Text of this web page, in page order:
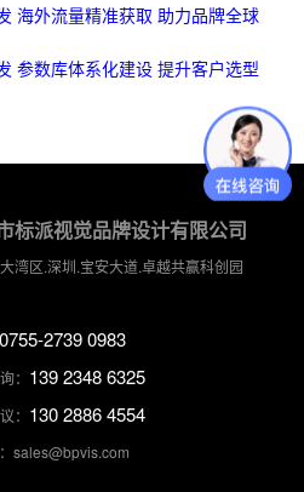
海外流量精准获取 助力品牌全球
参数库体系化建设 提升客户选型
标派视觉品牌设计有限公司
湾区.深圳.宝安大道.卓越共赢科创园
2739 0983
： 139 2348 6325
： 130 2886 4554
sales@bpvis.com